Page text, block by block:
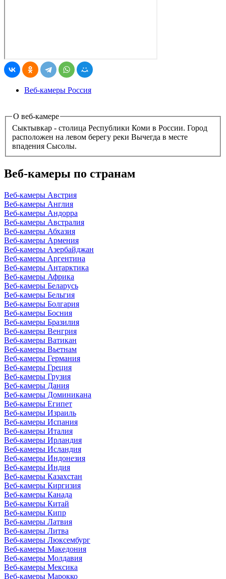
Веб-камеры Россия
О веб-камере
Сыктывкар - столица Республики Коми в России. Город
расположен на левом берегу реки Вычегда в месте
впадения Сысолы.
Веб-камеры по странам
Веб-камеры Австрия
Веб-камеры Англия
Веб-камеры Андорра
Веб-камеры Австралия
Веб-камеры Абхазия
Веб-камеры Армения
Веб-камеры Азербайджан
Веб-камеры Аргентина
Веб-камеры Антарктика
Веб-камеры Африка
Веб-камеры Беларусь
Веб-камеры Бельгия
Веб-камеры Болгария
Веб-камеры Босния
Веб-камеры Бразилия
Веб-камеры Венгрия
Веб-камеры Ватикан
Веб-камеры Вьетнам
Веб-камеры Германия
Веб-камеры Греция
Веб-камеры Грузия
Веб-камеры Дания
Веб-камеры Доминикана
Веб-камеры Египет
Веб-камеры Израиль
Веб-камеры Испания
Веб-камеры Италия
Веб-камеры Ирландия
Веб-камеры Исландия
Веб-камеры Индонезия
Веб-камеры Индия
Веб-камеры Казахстан
Веб-камеры Киргизия
Веб-камеры Канада
Веб-камеры Китай
Веб-камеры Кипр
Веб-камеры Латвия
Веб-камеры Литва
Веб-камеры Люксембург
Веб-камеры Македония
Веб-камеры Молдавия
Веб-камеры Мексика
Веб-камеры Марокко